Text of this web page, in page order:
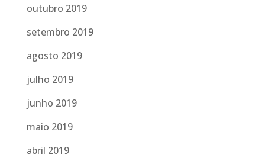
outubro 2019
setembro 2019
agosto 2019
julho 2019
junho 2019
maio 2019
abril 2019